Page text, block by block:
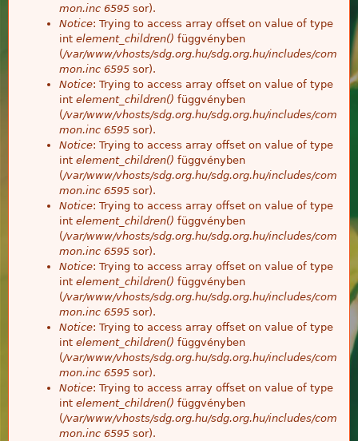
mon.inc 6595 sor).
Notice: Trying to access array offset on value of type
int element_children() függvényben
(/var/www/vhosts/sdg.org.hu/sdg.org.hu/includes/com
mon.inc 6595 sor).
Notice: Trying to access array offset on value of type
int element_children() függvényben
(/var/www/vhosts/sdg.org.hu/sdg.org.hu/includes/com
mon.inc 6595 sor).
Notice: Trying to access array offset on value of type
int element_children() függvényben
(/var/www/vhosts/sdg.org.hu/sdg.org.hu/includes/com
mon.inc 6595 sor).
Notice: Trying to access array offset on value of type
int element_children() függvényben
(/var/www/vhosts/sdg.org.hu/sdg.org.hu/includes/com
mon.inc 6595 sor).
Notice: Trying to access array offset on value of type
int element_children() függvényben
(/var/www/vhosts/sdg.org.hu/sdg.org.hu/includes/com
mon.inc 6595 sor).
Notice: Trying to access array offset on value of type
int element_children() függvényben
(/var/www/vhosts/sdg.org.hu/sdg.org.hu/includes/com
mon.inc 6595 sor).
Notice: Trying to access array offset on value of type
int element_children() függvényben
(/var/www/vhosts/sdg.org.hu/sdg.org.hu/includes/com
mon.inc 6595 sor).